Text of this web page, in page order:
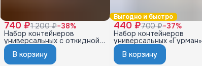
740 ₽1 200 ₽−38%
Набор контейнеров
универсальных с откидной
крышкой 10,5л
(337×238×246мм) (2шт)
(серый)
В корзину
Выгодно и быстро
440 ₽700 ₽−37%
Набор контейнеров
универсальных «Гурман»
(1,1л×8)
В корзину